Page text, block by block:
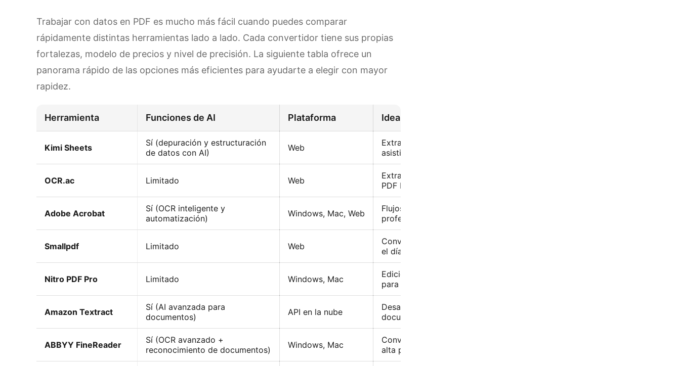
Trabajar con datos en PDF es mucho más fácil cuando puedes comparar
rápidamente distintas herramientas lado a lado. Cada convertidor tiene sus propias
fortalezas, modelo de precios y nivel de precisión. La siguiente tabla ofrece un
panorama rápido de las opciones más eficientes para ayudarte a elegir con mayor
rapidez.
Herramienta Funciones de AI Plataforma Ideal para
Kimi Sheets
Sí (depuración y estructuración
de datos con AI)
Web
Extracción y análisis de datos
asistidos por AI
OCR.ac Limitado Web
Extracción rápida de datos de
PDF basada en OCR
Adobe Acrobat
Sí (OCR inteligente y
automatización)
Windows, Mac, Web
Flujos de trabajo documentales
profesionales
Smallpdf Limitado Web
Conversión simple de PDF para
el día a día
Nitro PDF Pro Limitado Windows, Mac
Edición y conversión de PDF
para empresas
Amazon Textract
Sí (AI avanzada para
documentos)
API en la nube
Desarrolladores que procesan
documentos a gran escala
ABBYY FineReader
Sí (OCR avanzado +
reconocimiento de documentos)
Windows, Mac
Conversión de PDF a Excel de
alta precisión